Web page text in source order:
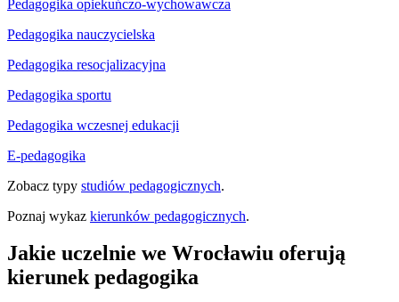
Pedagogika opiekuńczo-wychowawcza
Pedagogika nauczycielska
Pedagogika resocjalizacyjna
Pedagogika sportu
Pedagogika wczesnej edukacji
E-pedagogika
Zobacz typy studiów pedagogicznych.
Poznaj wykaz kierunków pedagogicznych.
Jakie uczelnie we Wrocławiu oferują
kierunek pedagogika